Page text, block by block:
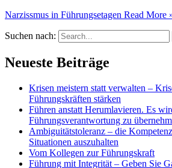
Narzissmus in Führungsetagen Read More
Suchen nach:
Neueste Beiträge
Krisen meistern statt verwalten –
Führungskräften stärken
Führen anstatt Herumlavieren. Es
Führungsverantwortung zu
Ambiguitätstoleranz – die
Situationen auszuhalten
Vom Kollegen zur Führungskraft
Führung mit Integrität – Geben Sie